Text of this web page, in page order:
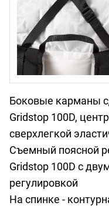
Боковые карманы
Gridstop 100D,
сверхлегкой
Cъемный поясной
Gridstop 100D с
регулировкой
На спинке -